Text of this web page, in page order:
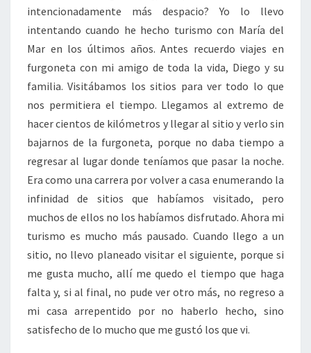
intencionadamente más despacio? Yo lo llevo
intentando cuando he hecho turismo con María del
Mar en los últimos años. Antes recuerdo viajes en
furgoneta con mi amigo de toda la vida, Diego y su
familia. Visitábamos los sitios para ver todo lo que
nos permitiera el tiempo. Llegamos al extremo de
hacer cientos de kilómetros y llegar al sitio y verlo sin
bajarnos de la furgoneta, porque no daba tiempo a
regresar al lugar donde teníamos que pasar la noche.
Era como una carrera por volver a casa enumerando la
infinidad de sitios que habíamos visitado, pero
muchos de ellos no los habíamos disfrutado. Ahora mi
turismo es mucho más pausado. Cuando llego a un
sitio, no llevo planeado visitar el siguiente, porque si
me gusta mucho, allí me quedo el tiempo que haga
falta y, si al final, no pude ver otro más, no regreso a
mi casa arrepentido por no haberlo hecho, sino
satisfecho de lo mucho que me gustó los que vi.